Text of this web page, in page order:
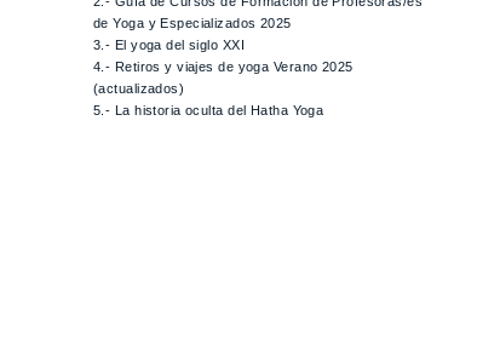
de Yoga y Especializados 2025
3.- El yoga del siglo XXI
4.- Retiros y viajes de yoga Verano 2025
(actualizados)
5.- La historia oculta del Hatha Yoga